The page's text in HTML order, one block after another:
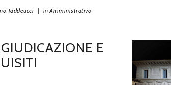
Taddeucci | inAmministrativo
E